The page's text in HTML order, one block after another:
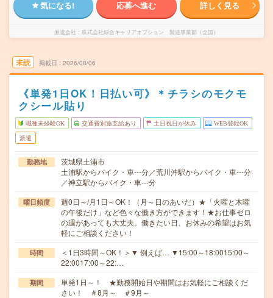
気になる! 応募へ進む 詳しく見る
派遣会社 株式会社綜合キャリアオプション 製造事業部（全国）
未読 掲載日 2026/08/06
《単発1日OK！日払い可》＊チラシのモクモ
クシール貼り
職種未経験OK 交通費別途支給あり 土日祝日が休み WEB登録OK
派遣
勤務地
茨城県土浦市
土浦駅からバイク・車---分／荒川沖駅からバイク・車---分
／神立駅からバイク・車---分
曜日頻度
週0日～/月1日～OK！（月～日のあいだ）★「火曜と木曜
の午後だけ」など色々な働き方ができます！★お仕事ゼロ
の週があっても大丈夫。働きたい日、お休みの希望はお気
軽にご相談ください！
時間
＜1日3時間～OK！＞▼ 例えば… ▼15:00～18:0015:00～
22:0017:00～22:…
期間
単発1日～！ ★勤務開始日や期間はお気軽にご相談くだ
さい！ ＃8月～ ＃9月～